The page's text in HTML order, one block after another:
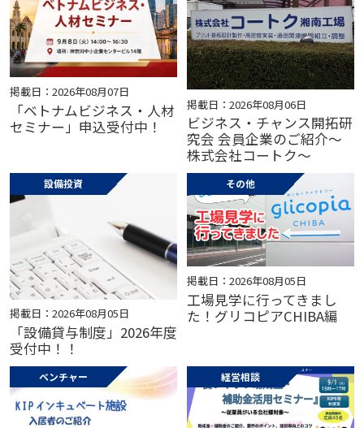
掲載日：2026年08月07日
「ベトナムビジネス・人材
セミナー」申込受付中！
掲載日：2026年08月06日
ビジネス・チャンス開拓研
究会 会員企業のご紹介～
株式会社コートク～
設備投資
掲載日：2026年08月05日
「設備貸与制度」2026年度
受付中！！
その他
掲載日：2026年08月05日
工場見学に行ってきまし
た！グリコピアCHIBA編
ベンチャー 経営相談